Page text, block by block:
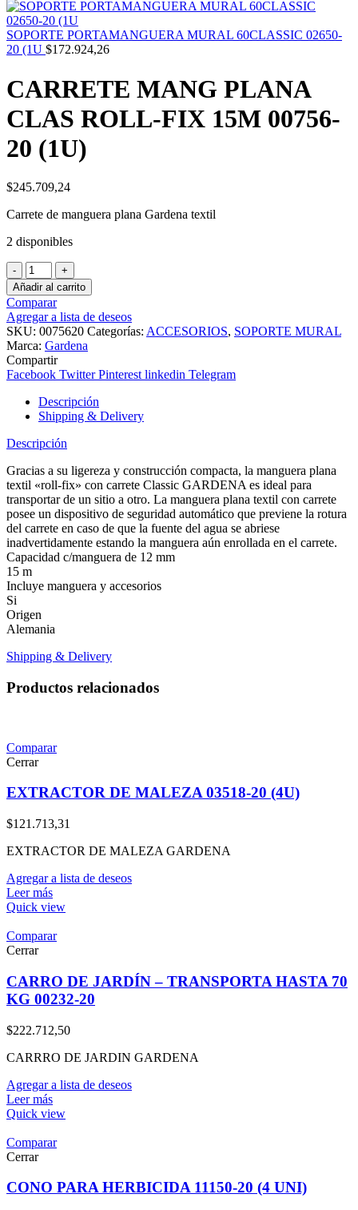
SOPORTE PORTAMANGUERA MURAL 60CLASSIC 02650-
20 (1U $172.924,26
CARRETE MANG PLANA
CLAS ROLL-FIX 15M 00756-
20 (1U)
$245.709,24
Carrete de manguera plana Gardena textil
2 disponibles
CARRETE
MANG
PLANA
CLAS
ROLL-
FIX
15M
00756-
20
(1U)
cantidad
Añadir al carrito
Comparar
Agregar a lista de deseos
SKU: 0075620 Categorías: ACCESORIOS, SOPORTE MURAL
Marca: Gardena
Compartir
Facebook Twitter Pinterest linkedin Telegram
Descripción
Shipping & Delivery
Descripción
Gracias a su ligereza y construcción compacta, la manguera plana
textil «roll-fix» con carrete Classic GARDENA es ideal para
transportar de un sitio a otro. La manguera plana textil con carrete
posee un dispositivo de seguridad automático que previene la rotura
del carrete en caso de que la fuente del agua se abriese
inadvertidamente estando la manguera aún enrollada en el carrete.
Capacidad c/manguera de 12 mm
15 m
Incluye manguera y accesorios
Si
Origen
Alemania
Shipping & Delivery
Productos relacionados
Comparar
Cerrar
EXTRACTOR DE MALEZA 03518-20 (4U)
$121.713,31
EXTRACTOR DE MALEZA GARDENA
Agregar a lista de deseos
Leer más
Quick view
Comparar
Cerrar
CARRO DE JARDÍN – TRANSPORTA HASTA 70
KG 00232-20
$222.712,50
CARRRO DE JARDIN GARDENA
Agregar a lista de deseos
Leer más
Quick view
Comparar
Cerrar
CONO PARA HERBICIDA 11150-20 (4 UNI)